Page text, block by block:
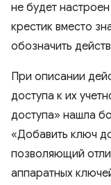
не будет
крестик вместо
обозначить
При описании
доступа к их
доступа» нашла
«Добавить ключ
позволяющий
аппаратных